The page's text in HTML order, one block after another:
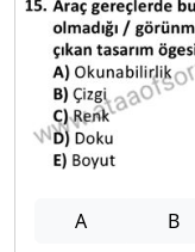
A B